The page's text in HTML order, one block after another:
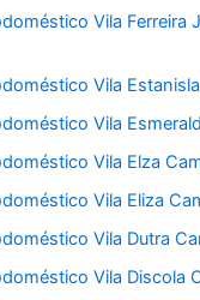
Vila Ferreira
Vila
Vila
Vila Elza
Vila Eliza
Vila Dutra
Vila Discola